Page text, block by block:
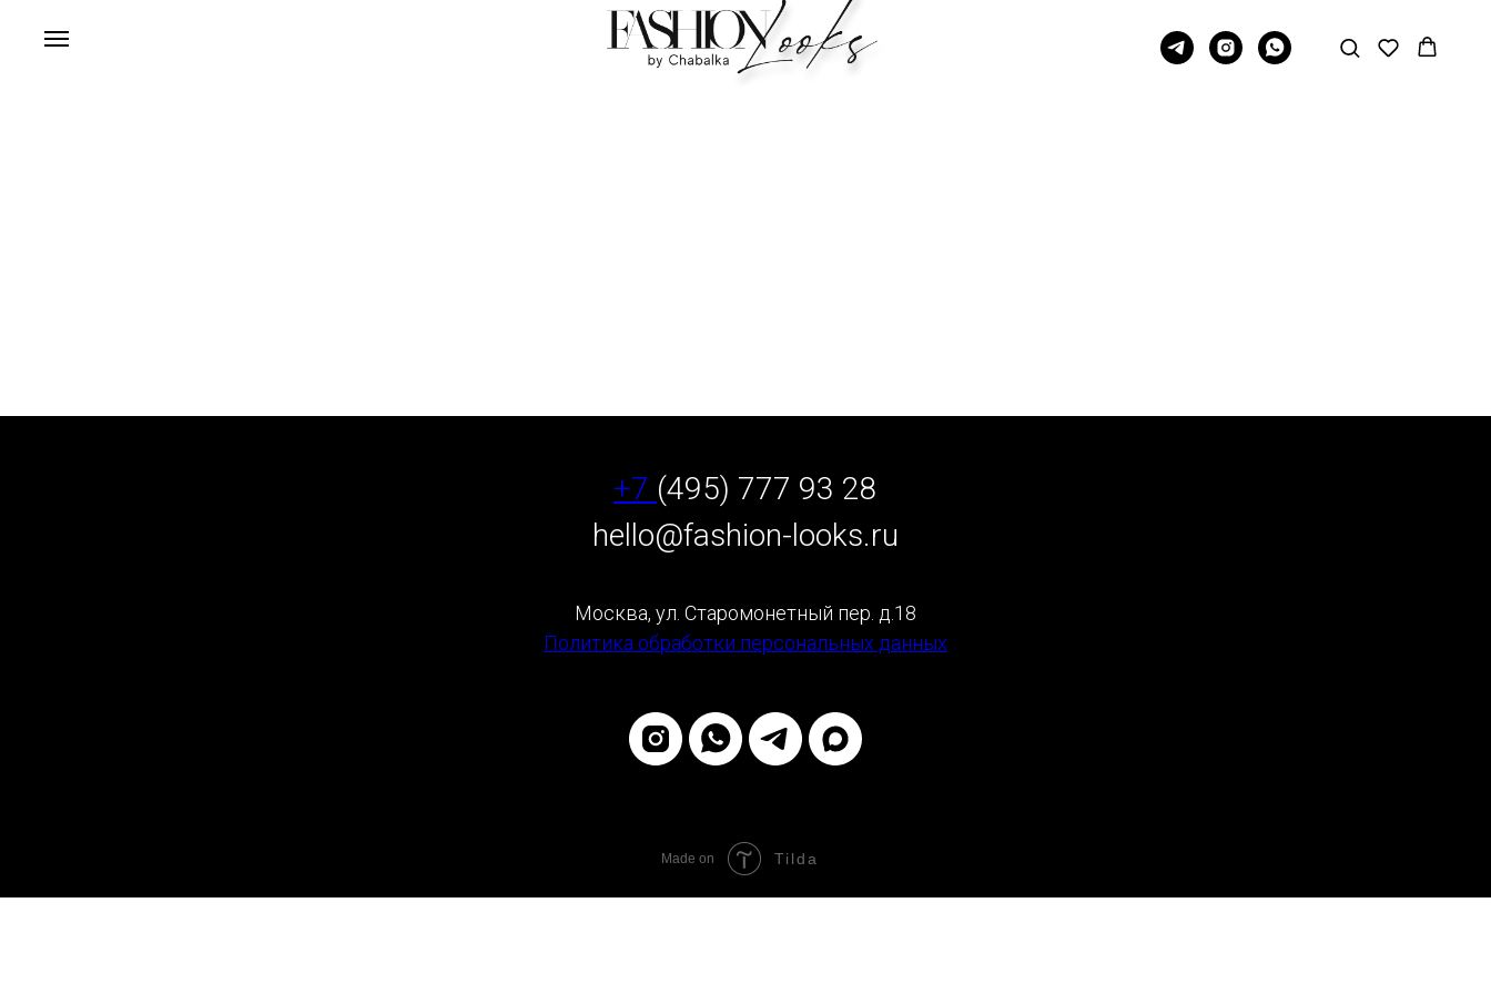
+7 (495) 777 93 28
hello@fashion-looks.ru
Москва, ул. Старомонетный пер. д.18
Политика обработки персональных данных
Made on Tilda